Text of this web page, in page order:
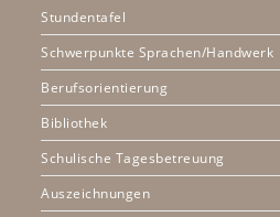
Stundentafel
Schwerpunkte Sprachen/Handwerk
Berufsorientierung
Bibliothek
Schulische Tagesbetreuung
Auszeichnungen